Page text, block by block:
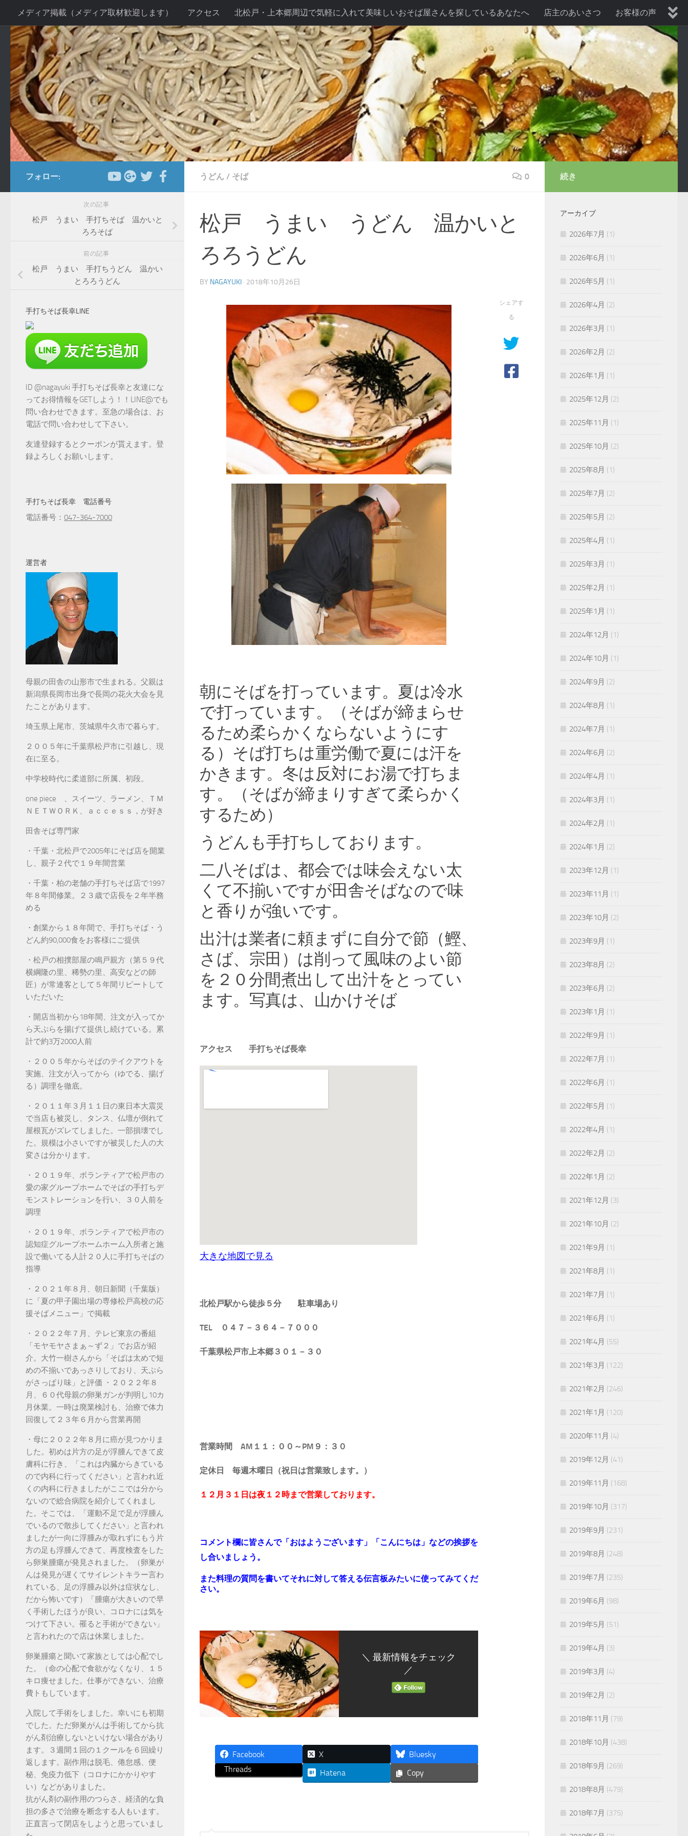
コンテンツへスキップ
メディア掲載（メディア取材歓迎します） アクセス 北松戸・上本郷周辺で気軽に入れて美味しいおそば屋さんを探しているあなたへ 店主のあいさつ お客様の声
お客様の声２ 当店の感染症対策について 手打ちそば長幸こだわり テイクアウト ドリンク 七五三プラン 暑気払い、納涼会プラン 歓送迎会プラン
送別会プラン 新年会プラン 忘年会プラン 法事プラン
うどん / そば 0
松戸 うまい うどん 温かいと
ろろうどん
BY NAGAYUKI · 2018年10月26日
朝にそばを打っています。夏は冷水
で打っています。（そばが締まらせ
るため柔らかくならないようにす
る）そば打ちは重労働で夏には汗を
かきます。冬は反対にお湯で打ちま
す。（そばが締まりすぎて柔らかく
するため）
うどんも手打ちしております。
二八そばは、都会では味会えない太
くて不揃いですが田舎そばなので味
と香りが強いです。
出汁は業者に頼まずに自分で節（鰹、
さば、宗田）は削って風味のよい節
を２０分間煮出して出汁をとってい
ます。写真は、山かけそば
アクセス 手打ちそば長幸
大きな地図で見る
北松戸駅から徒歩５分 駐車場あり
TEL ０４７－３６４－７０００
千葉県松戸市上本郷３０１－３０
営業時間 AM１１：００～PM９：３０
定休日 毎週木曜日（祝日は営業致します。）
１２月３１日は夜１２時まで営業しております。
コメント欄に皆さんで「おはよ うございます」「こんにちは」などの挨拶を
し合いましょう。
また料理の質問を書いてそれに対して答える伝言板みたいに使ってみてくだ
さい。
＼ 最新情報をチェック
／
Facebook X
Bluesky
Threads
Hatena Copy
シェアす
る
フォロー:
次の記事
松戸 うまい 手打ちそば 温かいと
ろろそば
前の記事
松戸 うまい 手打ちうどん 温かい
とろろうどん
手打ちそば長幸LINE
ID @nagayuki 手打ちそば長幸と友達にな
ってお得情報をGETしよう！！LINE@でも
問い合わせできます。至急の場合は、お
電話で問い合わせして下さい。
友達登録するとクーポンが貰えます。登
録よろしくお願いします。
手打ちそば長幸 電話番号
電話番号： 047-364-7000
運営者
母親の田舎の山形市で生まれる。父親は
新潟県長岡市出身で長岡の花火大会を見
たことがあります。
埼玉県上尾市、茨城県牛久市で暮らす。
２００５年に千葉県松戸市に引越し、現
在に至る。
中学校時代に柔道部に所属、初段。
one piece 、スイーツ、ラーメン、ＴＭ
ＮＥＴＷＯＲＫ、ａｃｃｅｓｓ，が好き
田舎そば専門家
・千葉・北松戸で2005年にそば店を開業
し、親子２代で１９年間営業
・千葉・柏の老舗の手打ちそば店で1997
年８年間修業。２３歳で店長を２年半務
める
・創業から１８年間で、手打ちそば・う
どん約90,000食をお客様にご提供
・松戸の相撲部屋の鳴戸親方（第５９代
横綱隆の里、稀勢の里、高安などの師
匠）が常連客として５年間リピートして
いただいた
・開店当初から18年間、注文が入ってか
ら天ぷらを揚げて提供し続けている。累
計で約3万2000人前
・２００５年からそばのテイクアウトを
実施、注文が入ってから（ゆでる、揚げ
る）調理を徹底。
・２０１１年３月１１日の東日本大震災
で当店も被災し、タンス、仏壇が倒れて
屋根瓦がズレてしました。一部損壊でし
た。規模は小さいですが被災した人の大
変さは分かります。
・２０１９年、ボランティアで松戸市の
愛の家グループホームでそばの手打ちデ
モンストレーションを行い、３０人前を
調理
・２０１９年、ボランティアで松戸市の
認知症グループホームホーム入所者と施
設で働いてる人計２０人に手打ちそばの
指導
・２０２１年８月、朝日新聞（千葉版）
に「夏の甲子園出場の専修松戸高校の応
援そばメニュー」で掲載
・２０２２年７月、テレビ東京の番組
「モヤモヤさまぁ～ず２」でお店が紹
介。大竹一樹さんから「そばは太めで短
めの不揃いであっさりしており、天ぷら
がさっぱり味」と評価 ・２０２２年８
月、６０代母親の卵巣ガンが判明し10カ
月休業。一時は廃業検討も、治療で体力
回復して２３年６月から営業再開
・母に２０２２年８月に癌が見つかりま
した。初めは片方の足が浮腫んできて皮
膚科に行き、「これは内臓からきている
ので内科に行ってください」と言われ近
くの内科に行きましたがここでは分から
ないので総合病院を紹介してくれまし
た。そこでは、「運動不足で足が浮腫ん
でいるので散歩してください」と言われ
ましたが一向に浮腫みが取れずにもう片
方の足も浮腫んできて、再度検査をした
ら卵巣腫瘍が発見されました。（卵巣が
んは発見が遅くてサイレントキラー言わ
れている、足の浮腫み以外は症状なし、
だから怖いです）「腫瘍が大きいので早
く手術したほうが良い、コロナには気を
つけて下さい。罹ると手術ができない」
と言われたので店は休業しました。
卵巣腫瘍と聞いて家族としては心配でし
た。（命の心配で食欲がなくなり、１５
キロ痩せました。仕事ができない、治療
費トもしています。
入院して手術をしました。幸いにも初期
でした。ただ卵巣がんは手術してから抗
がん剤治療しないといけない場合があり
ます。３週間１回の１クールを６回繰り
返します。副作用は脱毛、倦怠感、便
秘、免疫力低下（コロナにかかりやす
い）などがありました。
抗がん剤の副作用のつらさ、経済的な負
担の多さで治療を断念する人もいます。
正直言って閉店をしようと思っていまし
続き
アーカイブ
2026年7月 (1)
2026年6月 (1)
2026年5月 (1)
2026年4月 (2)
2026年3月 (1)
2026年2月 (2)
2026年1月 (1)
2025年12月 (2)
2025年11月 (1)
2025年10月 (2)
2025年8月 (1)
2025年7月 (2)
2025年5月 (2)
2025年4月 (1)
2025年3月 (1)
2025年2月 (1)
2025年1月 (1)
2024年12月 (1)
2024年10月 (1)
2024年9月 (2)
2024年8月 (1)
2024年7月 (1)
2024年6月 (2)
2024年4月 (1)
2024年3月 (1)
2024年2月 (1)
2024年1月 (2)
2023年12月 (1)
2023年11月 (1)
2023年10月 (2)
2023年9月 (1)
2023年8月 (2)
2023年6月 (2)
2023年1月 (1)
2022年9月 (1)
2022年7月 (1)
2022年6月 (1)
2022年5月 (1)
2022年4月 (1)
2022年2月 (2)
2022年1月 (2)
2021年12月 (3)
2021年10月 (2)
2021年9月 (1)
2021年8月 (1)
2021年7月 (1)
2021年6月 (1)
2021年4月 (55)
2021年3月 (122)
2021年2月 (246)
2021年1月 (120)
2020年11月 (4)
2019年12月 (41)
2019年11月 (168)
2019年10月 (317)
2019年9月 (231)
2019年8月 (248)
2019年7月 (235)
2019年6月 (98)
2019年5月 (51)
2019年4月 (3)
2019年3月 (4)
2019年2月 (2)
2018年11月 (79)
2018年10月 (438)
2018年9月 (269)
2018年8月 (479)
2018年7月 (375)